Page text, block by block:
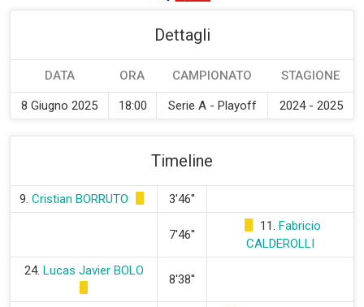
Dettagli
DATA ORA CAMPIONATO STAGIONE
8 Giugno 2025 18:00 Serie A - Playoff 2024 - 2025
Timeline
9. Cristian BORRUTO 3'46''
7'46''
11. Fabricio
CALDEROLLI
24. Lucas Javier BOLO
8'38''